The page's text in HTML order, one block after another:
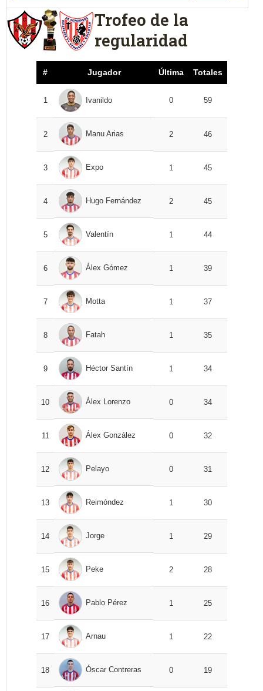
Trofeo de la
regularidad
# Jugador Última Totales
1 Ivanildo 0 59
2 Manu Arias 2 46
3 Expo 1 45
4 Hugo Fernández 2 45
5 Valentín 1 44
6 Álex Gómez 1 39
7 Motta 1 37
8 Fatah 1 35
9 Héctor Santín 1 34
10 Álex Lorenzo 0 34
11 Álex González 0 32
12 Pelayo 0 31
13 Reimóndez 1 30
14 Jorge 1 29
15 Peke 2 28
16 Pablo Pérez 1 25
17 Arnau 1 22
18 Óscar Contreras 0 19